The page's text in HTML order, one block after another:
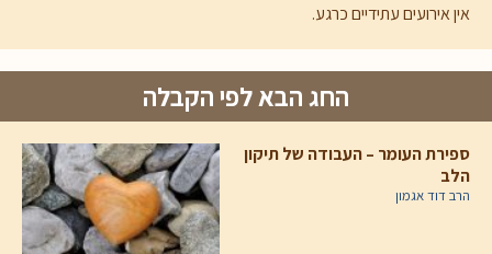
אין אירועים עתידיים כרגע.
החג הבא לפי הקבלה
ספירת העומר – העבודה של תיקון
הלב
הרב דוד אגמון